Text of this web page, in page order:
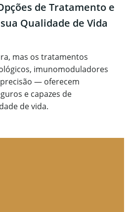
de Tratamento e
Qualidade de Vida
mas os tratamentos
imunomoduladores
— oferecem
e capazes de
de vida.